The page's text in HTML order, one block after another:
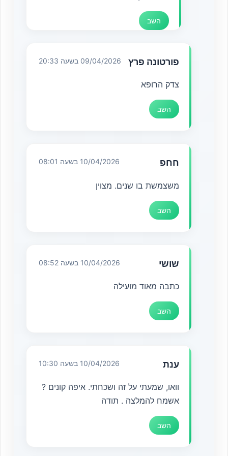
השב
פורטונה פרץ 09/04/2026 בשעה 20:33
צדק הרופא
השב
חחפ 10/04/2026 בשעה 08:01
משצמשת בו שנים. מצוין
השב
שושי 10/04/2026 בשעה 08:52
כתבה מאוד מועילה
השב
ענת 10/04/2026 בשעה 10:30
וואו, שמעתי על זה ושכחתי. איפה קונים ?
אשמח להמלצה . תודה
השב